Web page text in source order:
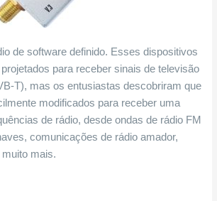
de software definido. Esses dispositivos
para receber sinais de televisão
T), mas os entusiastas descobriram que
modificados para receber uma
de rádio, desde ondas de rádio FM
comunicações de rádio amador,
mais.